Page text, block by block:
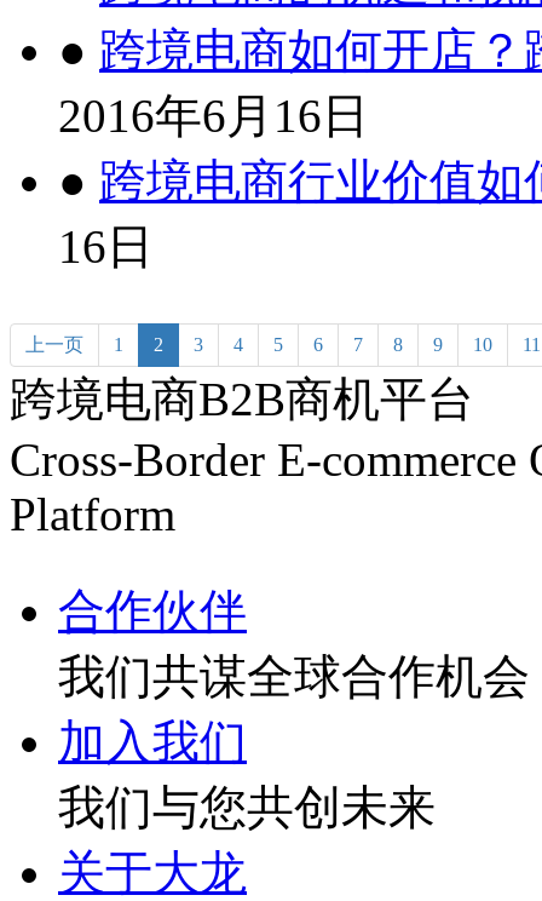
● 跨境电商如何开店
2016年6月16日
● 跨境电商行业价值
16日
上一页 1 2 3 4 5 6 7 8 9 10 11
跨境电商B2B商机平台
Cross-Border E-
Platform
合作伙伴
我们共谋全球合作机会
加入我们
我们与您共创未来
关于大龙